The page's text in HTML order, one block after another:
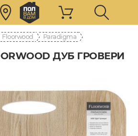
Floorwood Paradigma
ДУБ ГРОВЕРИ